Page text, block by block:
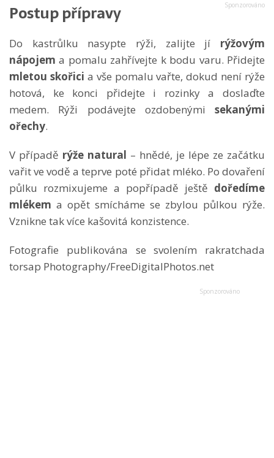
Postup přípravy
Do kastrůlku nasypte rýži, zalijte jí rýžovým
nápojem a pomalu zahřívejte k bodu varu. Přidejte
mletou skořici a vše pomalu vařte, dokud není rýže
hotová, ke konci přidejte i rozinky a doslaďte
medem. Rýži podávejte ozdobenými sekanými
ořechy.
V případě rýže natural – hnědé, je lépe ze začátku
vařit ve vodě a teprve poté přidat mléko. Po dovaření
půlku rozmixujeme a popřípadě ještě doředíme
mlékem a opět smícháme se zbylou půlkou rýže.
Vznikne tak více kašovitá konzistence.
Fotografie publikována se svolením rakratchada
torsap Photography/FreeDigitalPhotos.net